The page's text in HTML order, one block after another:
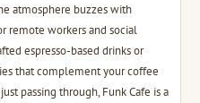
atmosphere buzzes with
remote workers and social
espresso-based drinks or
that complement your coffee
passing through, Funk Cafe is a